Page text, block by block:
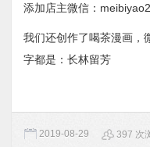
添加店主微信：
我们还创作了喝茶漫画，
字都是：长林留芳
2019-08-29 397 次